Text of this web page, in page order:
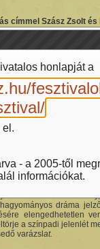
címmel Szász Zsolt
akiknek egy-egy
szakmai
Mintha a
sem, amire a
mintha
belőle az
dráma
elengedhetetlen
a színpadi jelenlét
varázsl at.
honlapját a
el.
- a 2005-től
információkat.